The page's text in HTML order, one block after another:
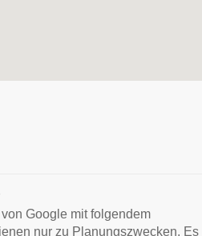
Google mit folgendem
nur zu Planungszwecken. Es